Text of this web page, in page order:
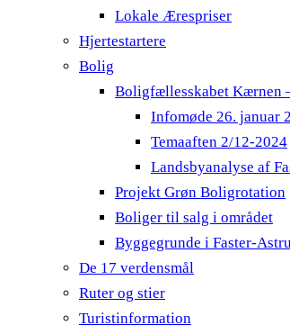
Lokale Ærespriser
Hjertestartere
Bolig
Boligfællesskabet Kærnen
Infomøde 26. januar
Temaaften 2/12-2024
Landsbyanalyse af
Projekt Grøn Boligrotation
Boliger til salg i området
Byggegrunde i Faster-
De 17 verdensmål
Ruter og stier
Turistinformation